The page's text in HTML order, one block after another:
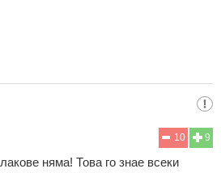
9
10
няма! Това го знае всеки